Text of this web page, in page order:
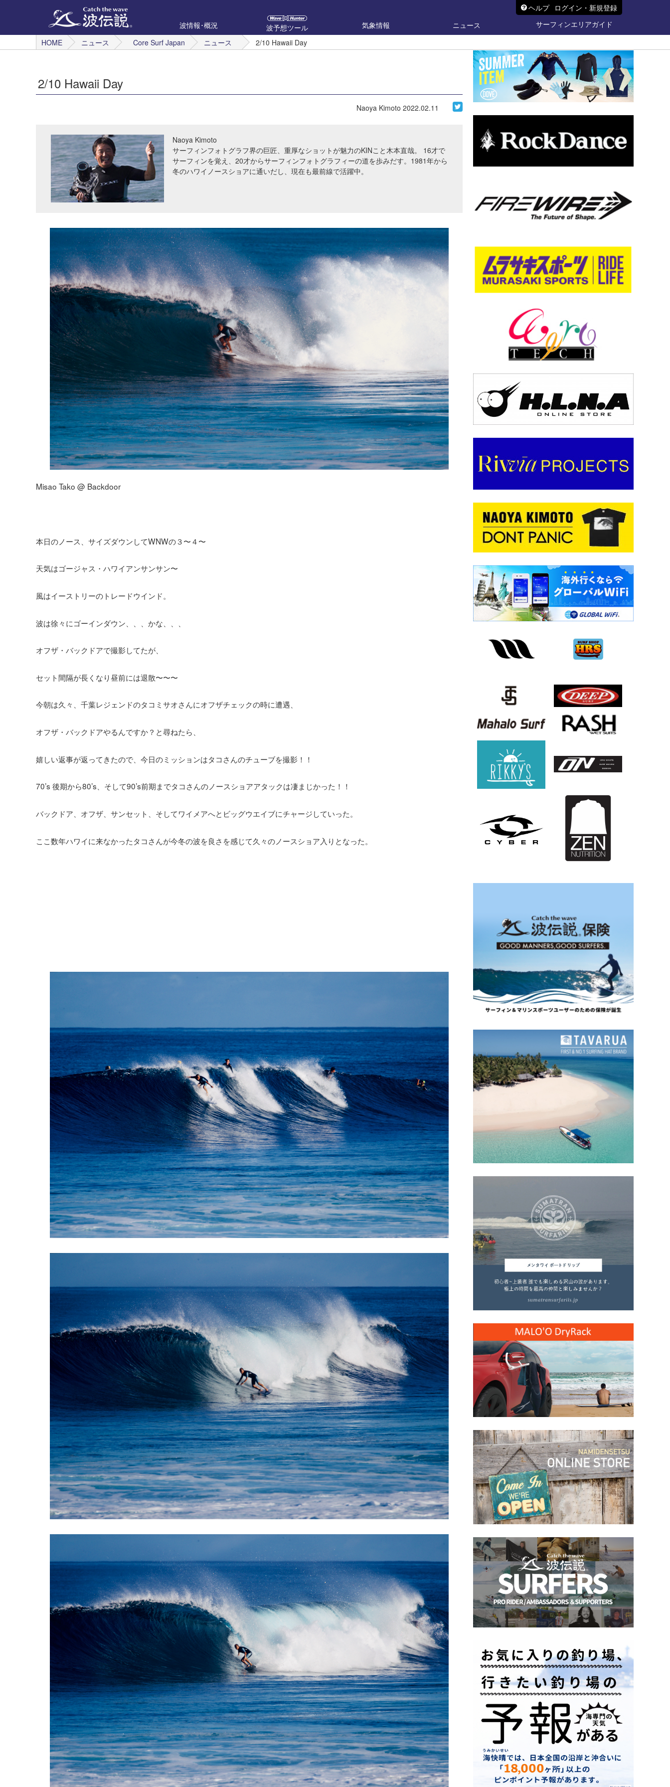
ヘルプ ログイン・新規登録
波情報･概況
波予想ツール 気象情報 ニュース
サーフィンエリアガイド
HOME
ニュース Core Surf Japan ニュース 2/10 Hawaii Day
2/10 Hawaii Day
Naoya Kimoto 2022.02.11
Naoya Kimoto
サーフィンフォトグラフ界の巨匠、重厚なショットが魅力のKINこと木本直哉。 16才で
サーフィンを覚え、20才からサーフィンフォトグラフィーの道を歩みだす。1981年から
冬のハワイノースショアに通いだし、現在も最前線で活躍中。
Misao Tako @ Backdoor
本日のノース、サイズダウンしてWNWの３〜４〜
天気はゴージャス・ハワイアンサンサン〜
風はイーストリーのトレードウインド。
波は徐々にゴーインダウン、、、かな、、、
オフザ・バックドアで撮影してたが、
セット間隔が長くなり昼前には退散〜〜〜
今朝は久々、千葉レジェンドのタコミサオさんにオフザチェックの時に遭遇、
オフザ・バックドアやるんですか？と尋ねたら、
嬉しい返事が返ってきたので、今日のミッションはタコさんのチューブを撮影！！
70’s 後期から80’s、そして90’s前期までタコさんのノースショアアタックは凄まじかった！！
バックドア、オフザ、サンセット、そしてワイメアへとビッグウエイブにチャージしていった。
ここ数年ハワイに来なかったタコさんが今冬の波を良さを感じて久々のノースショア入りとなった。